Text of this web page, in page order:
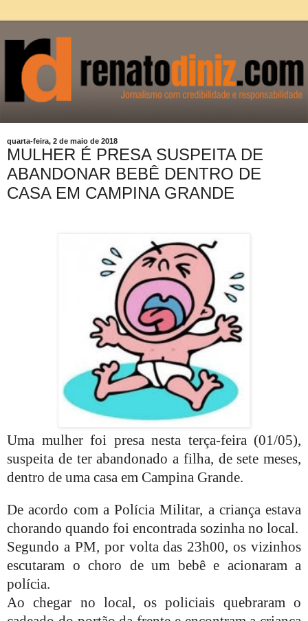
quarta-feira, 2 de maio de 2018
MULHER É PRESA SUSPEITA DE
ABANDONAR BEBÊ DENTRO DE
CASA EM CAMPINA GRANDE
Uma mulher foi presa nesta terça-feira (01/05),
suspeita de ter abandonado a filha, de sete meses,
dentro de uma casa em Campina Grande.
De acordo com a Polícia Militar, a criança estava
chorando quando foi encontrada sozinha no local.
Segundo a PM, por volta das 23h00, os vizinhos
escutaram o choro de um bebê e acionaram a
polícia.
Ao chegar no local, os policiais quebraram o